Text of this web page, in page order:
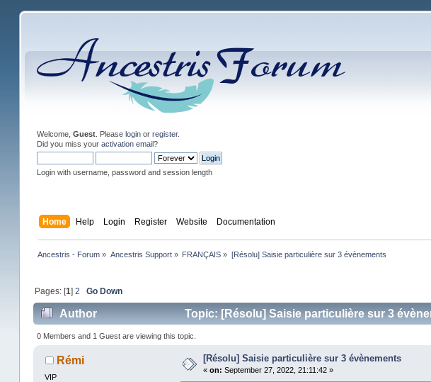
Welcome, Guest. Please loginor register.
Did you miss your activation email?
Login with username, password and session length
Home Help Login Register Website Documentation
Ancestris - Forum » Ancestris Support» FRANÇAIS » [Résolu] Saisie particulière sur 3 évènements
Pages: [1]2 Go Down
Author Topic: [Résolu] Saisie particulière sur 3
0 Members and 1 Guest are viewing this topic.
Rémi
VIP
[Résolu] Saisie particulière sur 3 évènements
«on: September 27, 2022, 21:11:42 »